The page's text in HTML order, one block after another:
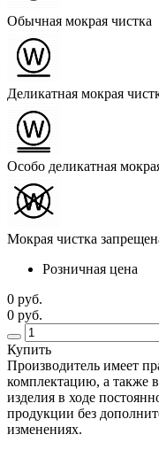
Обычная мокрая чистка
Деликатная мокрая
Особо деликатная
Мокрая чистка
Розничная цена
0 руб.
0 руб.
Купить
Производитель имеет
комплектацию, а также
изделия в ходе
продукции без
изменениях.